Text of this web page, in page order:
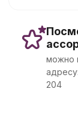
можно
204